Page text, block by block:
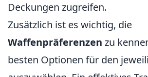
Deckungen zugreifen.
Zusätzlich ist es wichtig, die
Waffenpräferenzen zu
besten Optionen für den